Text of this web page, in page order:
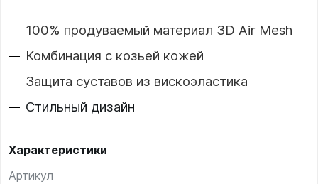
100% продуваемый материал 3D Air Mesh
Комбинация с козьей кожей
Защита суставов из вискоэластика
Стильный дизайн
Характеристики
Артикул